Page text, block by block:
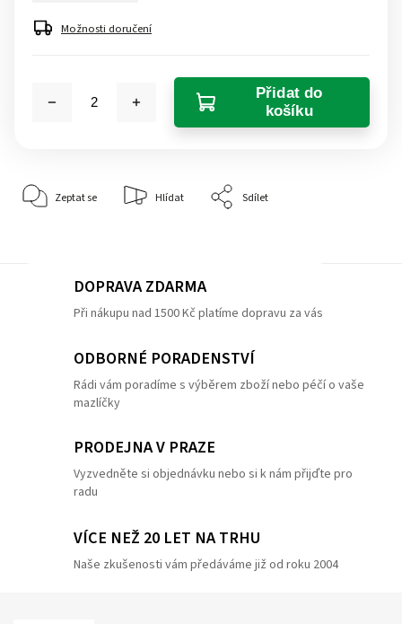
Možnosti doručení
Přidat do
košíku
Zeptat se Hlídat Sdílet
DOPRAVA ZDARMA
Při nákupu nad 1500 Kč platíme dopravu za vás
ODBORNÉ PORADENSTVÍ
Rádi vám poradíme s výběrem zboží nebo péčí o vaše
mazlíčky
PRODEJNA V PRAZE
Vyzvedněte si objednávku nebo si k nám přijďte pro
radu
VÍCE NEŽ 20 LET NA TRHU
Naše zkušenosti vám předáváme již od roku 2004